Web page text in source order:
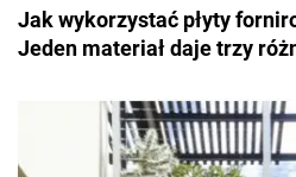
Jak wykorzystać płyty
Jeden materiał daje trzy